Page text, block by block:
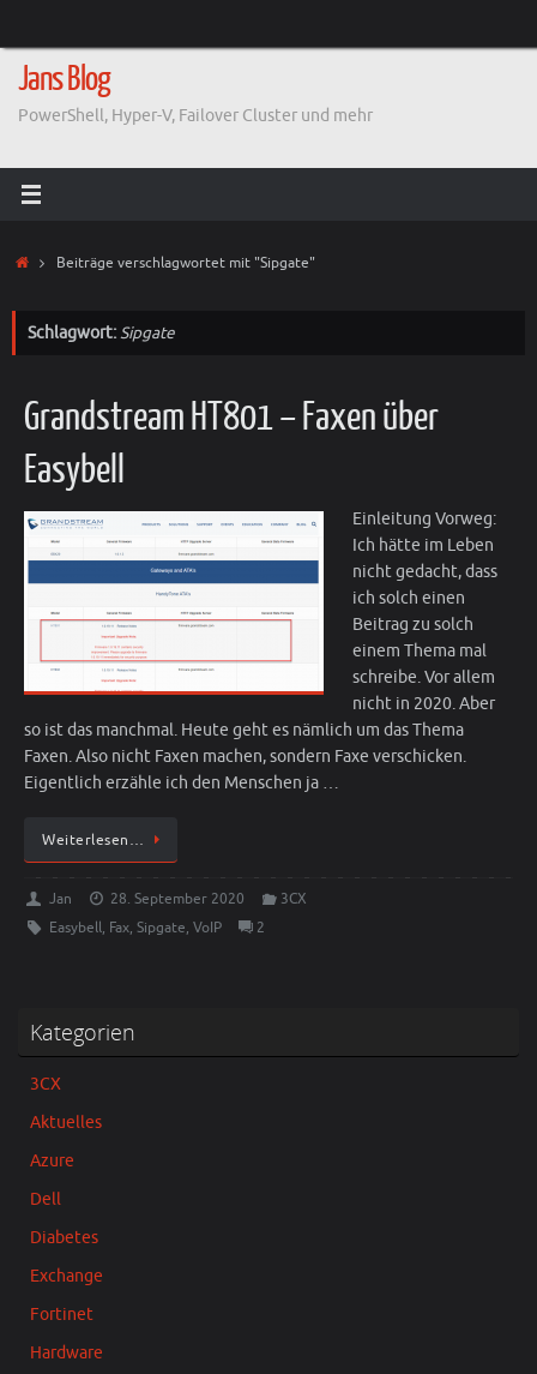
springen
Jans Blog
PowerShell, Hyper-V, Failover Cluster und mehr
StartBeiträge verschlagwortet mit "Sipgate"
Schlagwort:Sipgate
Grandstream HT801 – Faxen über
Easybell
Einleitung Vorweg:
Ich hätte im Leben
nicht gedacht, dass
ich solch einen
Beitrag zu solch
einem Thema mal
schreibe. Vor allem
nicht in 2020. Aber
so ist das manchmal. Heute geht es nämlich um das Thema
Faxen. Also nicht Faxen machen, sondern Faxe verschicken.
Eigentlich erzähle ich den Menschen ja …
Weiterlesen…
Jan 28. September 2020
3CX
Easybell, Fax, Sipgate, VoIP 2
Kategorien
3CX
Aktuelles
Azure
Dell
Diabetes
Exchange
Fortinet
Hardware